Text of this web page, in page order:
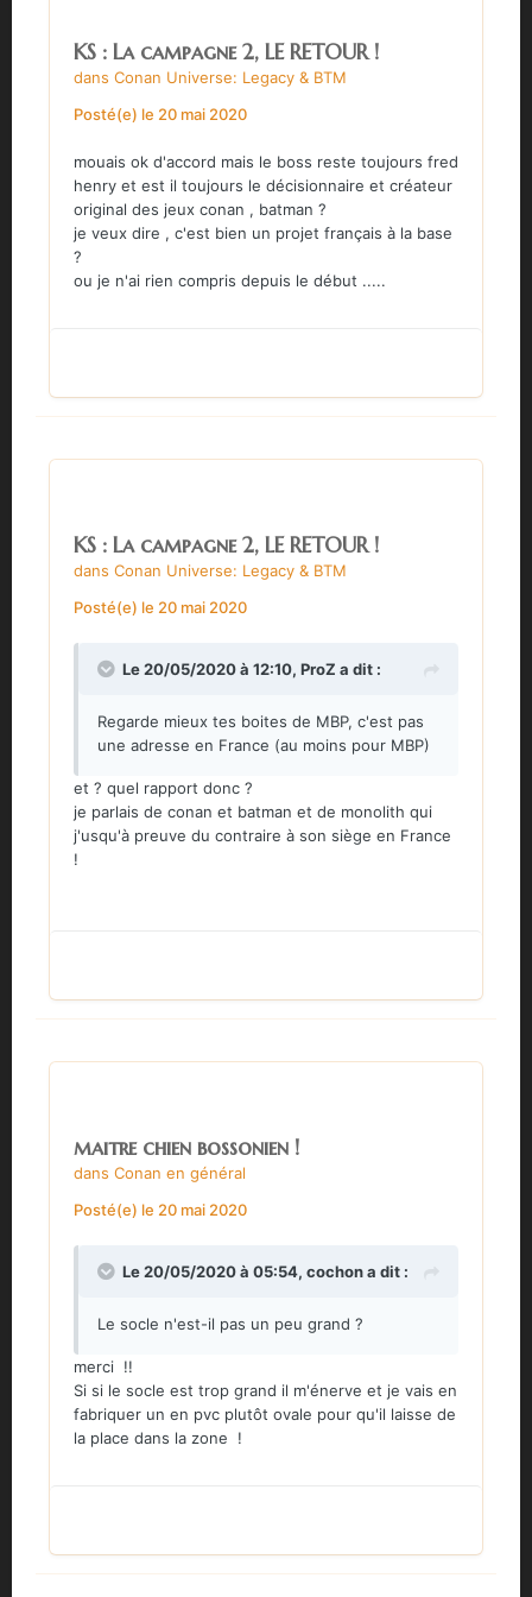
KS : La campagne 2, LE RETOUR !
dans Conan Universe: Legacy & BTM
Posté(e) le 20 mai 2020
mouais ok d'accord mais le boss reste toujours fred
henry et est il toujours le décisionnaire et créateur
original des jeux conan , batman ?
je veux dire , c'est bien un projet français à la base
?
ou je n'ai rien compris depuis le début .....
KS : La campagne 2, LE RETOUR !
dans Conan Universe: Legacy & BTM
Posté(e) le 20 mai 2020
Le 20/05/2020 à 12:10, ProZ a dit :
Regarde mieux tes boites de MBP, c'est pas
une adresse en France (au moins pour MBP)
et ? quel rapport donc ?
je parlais de conan et batman et de monolith qui
j'usqu'à preuve du contraire à son siège en France
!
maitre chien bossonien !
dans Conan en général
Posté(e) le 20 mai 2020
Le 20/05/2020 à 05:54, cochona dit :
Le socle n'est-il pas un peu grand ?
merci !!
Si si le socle est trop grand il m'énerve et je vais en
fabriquer un en pvc plutôt ovale pour qu'il laisse de
la place dans la zone !